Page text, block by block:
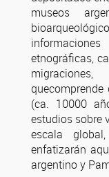
museos
etnográficas,
(ca. 10000
estudios sobre
escala
enfatizarán
argentino y